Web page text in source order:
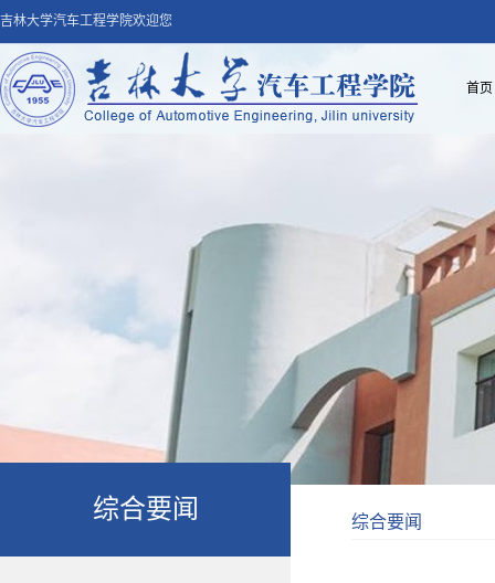
吉林大学汽车工程学院欢迎您
首页
综合要闻 综合要闻